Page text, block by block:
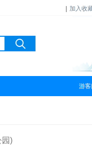
加入收
游
园)